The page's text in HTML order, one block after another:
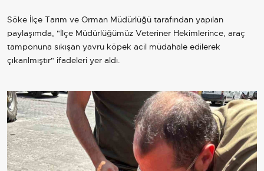
Söke İlçe Tarım ve Orman Müdürlüğü tarafından yapılan
paylaşımda, "İlçe Müdürlüğümüz Veteriner Hekimlerince, araç
tamponuna sıkışan yavru köpek acil müdahale edilerek
çıkarılmıştır" ifadeleri yer aldı.